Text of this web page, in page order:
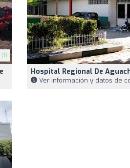
(1)
Hospital Regional De
Ver información y datos de